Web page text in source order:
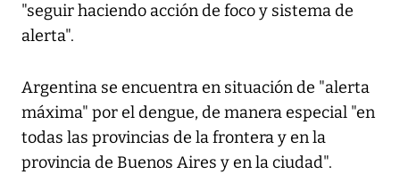
"seguir haciendo acción de foco y sistema de
alerta".
Argentina se encuentra en situación de "alerta
máxima" por el dengue, de manera especial "en
todas las provincias de la frontera y en la
provincia de Buenos Aires y en la ciudad".